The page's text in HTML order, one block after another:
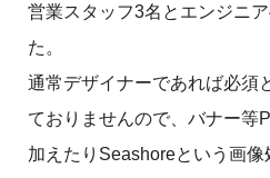
営業スタッフ3名とエンジニ
た。
通常デザイナーであれば必須
ておりませんので、バナー等
加えたりSeashoreという画